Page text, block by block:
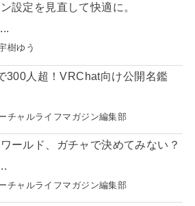
設定を見直して快適に。
樹ゆう
300人超！VRChat向け公開名鑑
チャルライフマガジン編集部
ールド、ガチャで決めてみない？
チャルライフマガジン編集部